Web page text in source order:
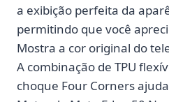
a exibição perfeita da
permitindo que você
Mostra a cor original do
A combinação de TPU
choque Four Corners